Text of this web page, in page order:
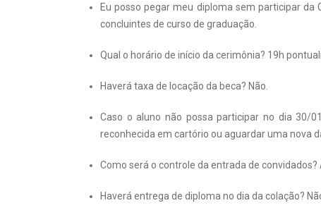
Eu posso pegar meu diploma sem participar da
concluintes de curso de graduação.
Qual o horário de início da cerimônia? 19h
Haverá taxa de locação da beca? Não.
Caso o aluno não possa participar no dia 30/
reconhecida em cartório ou aguardar uma nova
Como será o controle da entrada de convidados?
Haverá entrega de diploma no dia da colação?